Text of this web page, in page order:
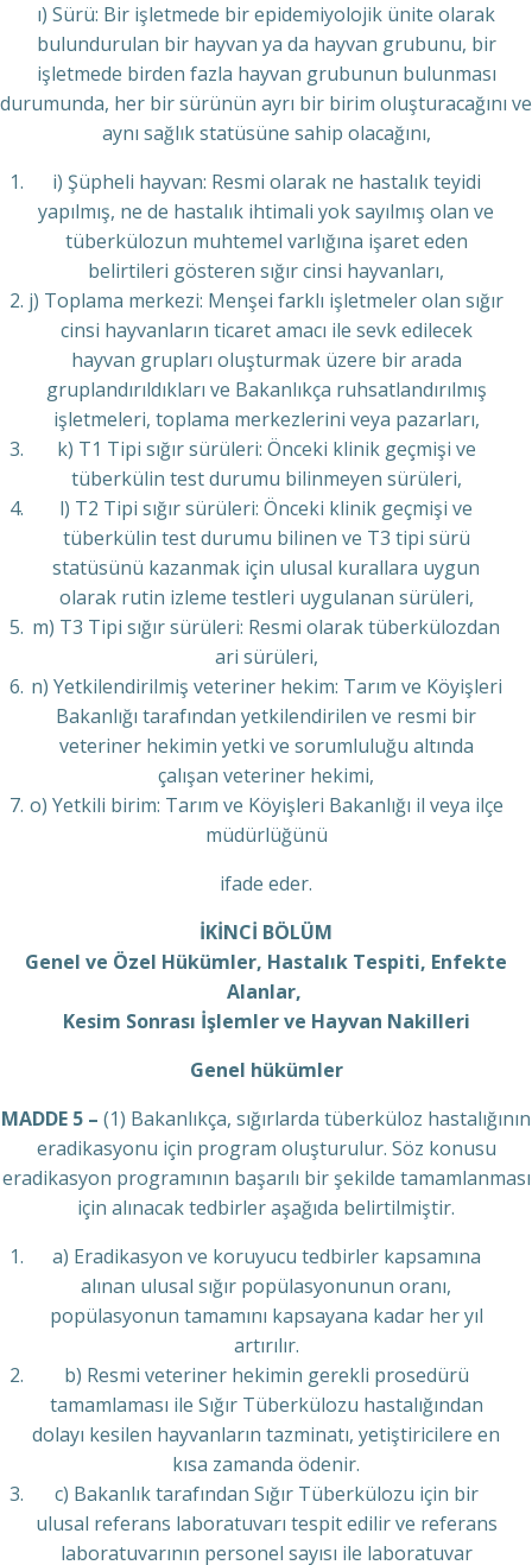
ı) Sürü: Bir işletmede bir epidemiyolojik ünite olarak
bulundurulan bir hayvan ya da hayvan grubunu, bir
işletmede birden fazla hayvan grubunun bulunması
durumunda, her bir sürünün ayrı bir birim oluşturacağını ve
aynı sağlık statüsüne sahip olacağını,
i) Şüpheli hayvan: Resmi olarak ne hastalık teyidi
yapılmış, ne de hastalık ihtimali yok sayılmış olan ve
tüberkülozun muhtemel varlığına işaret eden
belirtileri gösteren sığır cinsi hayvanları,
j) Toplama merkezi: Menşei farklı işletmeler olan sığır
cinsi hayvanların ticaret amacı ile sevk edilecek
hayvan grupları oluşturmak üzere bir arada
gruplandırıldıkları ve Bakanlıkça ruhsatlandırılmış
işletmeleri, toplama merkezlerini veya pazarları,
k) T1 Tipi sığır sürüleri: Önceki klinik geçmişi ve
tüberkülin test durumu bilinmeyen sürüleri,
l) T2 Tipi sığır sürüleri: Önceki klinik geçmişi ve
tüberkülin test durumu bilinen ve T3 tipi sürü
statüsünü kazanmak için ulusal kurallara uygun
olarak rutin izleme testleri uygulanan sürüleri,
m) T3 Tipi sığır sürüleri: Resmi olarak tüberkülozdan
ari sürüleri,
n) Yetkilendirilmiş veteriner hekim: Tarım ve Köyişleri
Bakanlığı tarafından yetkilendirilen ve resmi bir
veteriner hekimin yetki ve sorumluluğu altında
çalışan veteriner hekimi,
o) Yetkili birim: Tarım ve Köyişleri Bakanlığı il veya ilçe
müdürlüğünü
ifade eder.
İKİNCİ BÖLÜM
Genel ve Özel Hükümler, Hastalık Tespiti, Enfekte
Alanlar,
Kesim Sonrası İşlemler ve Hayvan Nakilleri
Genel hükümler
MADDE 5 – (1) Bakanlıkça, sığırlarda tüberküloz hastalığının
eradikasyonu için program oluşturulur. Söz konusu
eradikasyon programının başarılı bir şekilde tamamlanması
için alınacak tedbirler aşağıda belirtilmiştir.
a) Eradikasyon ve koruyucu tedbirler kapsamına
alınan ulusal sığır popülasyonunun oranı,
popülasyonun tamamını kapsayana kadar her yıl
artırılır.
b) Resmi veteriner hekimin gerekli prosedürü
tamamlaması ile Sığır Tüberkülozu hastalığından
dolayı kesilen hayvanların tazminatı, yetiştiricilere en
kısa zamanda ödenir.
c) Bakanlık tarafından Sığır Tüberkülozu için bir
ulusal referans laboratuvarı tespit edilir ve referans
laboratuvarının personel sayısı ile laboratuvar